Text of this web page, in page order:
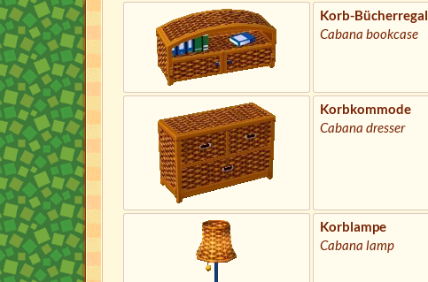
Korb-Bücherregal
Cabana bookcase
Korbkommode
Cabana dresser
Korblampe
Cabana lamp